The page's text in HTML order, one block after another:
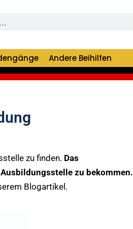
Andere Beihilfen
zu finden. Das
zu bekommen.
Blogartikel.